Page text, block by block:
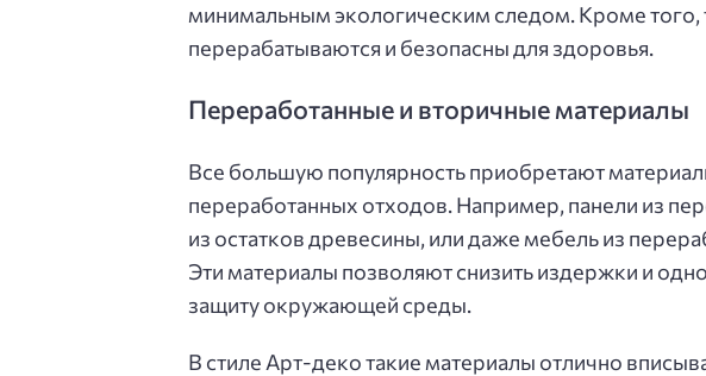
минимальным экологическим следом. Кроме того,
перерабатываются и безопасны для здоровья.
Переработанные и вторичные материалы
Все большую популярность приобретают
переработанных отходов. Например, панели из
из остатков древесины, или даже мебель из
Эти материалы позволяют снизить издержки и
защиту окружающей среды.
В стиле Арт-деко такие материалы отлично